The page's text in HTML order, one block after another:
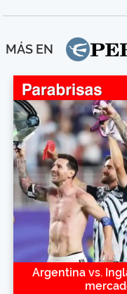
MÁS EN
Argentina vs.